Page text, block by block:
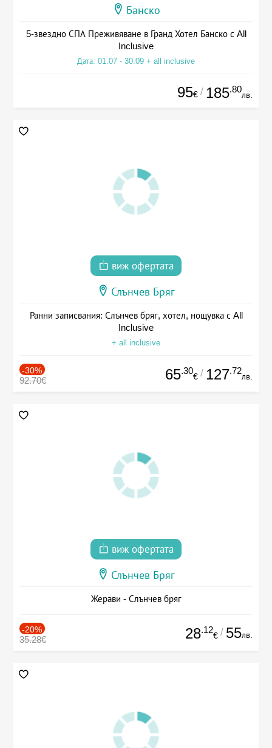
Банско
5-звездно СПА Преживяване в Гранд Хотел Банско с All
Inclusive
Дата: 01.07 - 30.09 + all inclusive
95€ / 185.80
лв.
виж офертата
Слънчев Бряг
Ранни записвания: Слънчев бряг, хотел, нощувка с All
Inclusive
+ all inclusive
-30%
92.70€ 65.30
€ / 127.72
лв.
виж офертата
Слънчев Бряг
Жерави - Слънчев бряг
-20%
35.28€ 28.12
€ / 55лв.